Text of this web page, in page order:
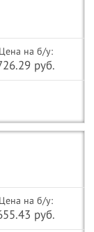
Цена на б/у:
руб.
Цена на б/у:
руб.